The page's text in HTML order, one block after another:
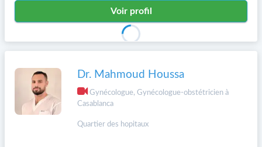
Voir profil
Dr. Mahmoud Houssa
Gynécologue, Gynécologue-obstétricien à
Casablanca
Quartier des hopitaux